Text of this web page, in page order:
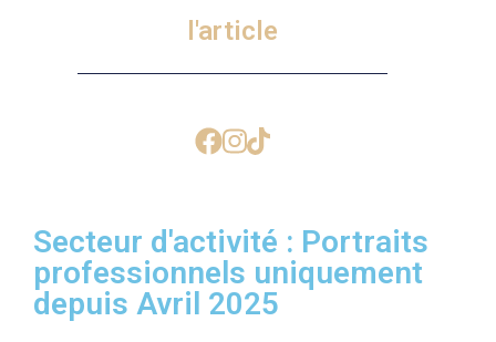
l'article
Secteur d'activité : Portraits
professionnels uniquement
depuis Avril 2025